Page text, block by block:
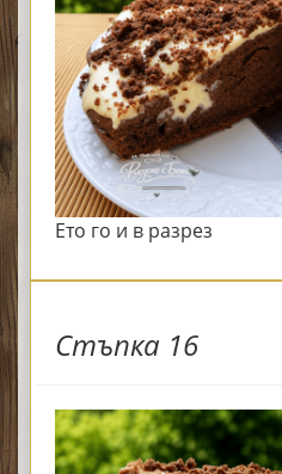
Ето го и в разрез
Стъпка 16